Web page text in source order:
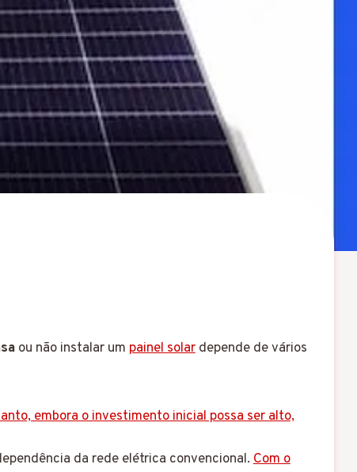
ou não instalar um painel solardepende de vários
embora o investimento inicial possa ser alto,
da rede elétrica convencional.Com o